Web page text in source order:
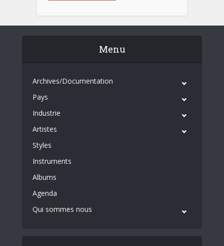
Menu
Archives/Documentation
Pays
Industrie
Artistes
Styles
Instruments
Albums
Agenda
Qui sommes nous